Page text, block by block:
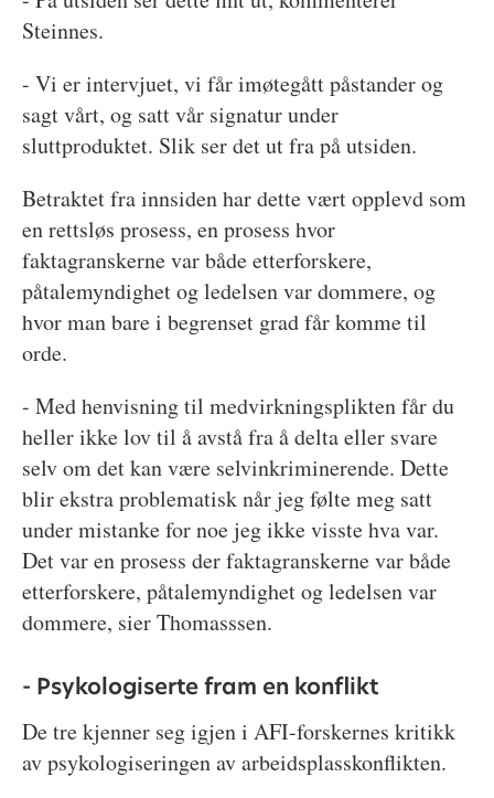
Steinnes.
- Vi er intervjuet, vi får imøtegått påstander og
sagt vårt, og satt vår signatur under
sluttproduktet. Slik ser det ut fra på utsiden.
Betraktet fra innsiden har dette vært opplevd som
en rettsløs prosess, en prosess hvor
faktagranskerne var både etterforskere,
påtalemyndighet og ledelsen var dommere, og
hvor man bare i begrenset grad får komme til
orde.
- Med henvisning til medvirkningsplikten får du
heller ikke lov til å avstå fra å delta eller svare
selv om det kan være selvinkriminerende. Dette
blir ekstra problematisk når jeg følte meg satt
under mistanke for noe jeg ikke visste hva var.
Det var en prosess der faktagranskerne var både
etterforskere, påtalemyndighet og ledelsen var
dommere, sier Thomasssen.
- Psykologiserte fram en konflikt
De tre kjenner seg igjen i AFI-forskernes kritikk
av psykologiseringen av arbeidsplasskonflikten.